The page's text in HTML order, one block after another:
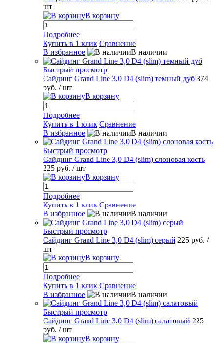
шт
В корзину
Подробнее
Купить в 1 клик Сравнение
В избранное
В наличии
Быстрый просмотр
Сайдинг Grand Line 3,0 D4 (slim) темный дуб 374
руб. / шт
В корзину
Подробнее
Купить в 1 клик Сравнение
В избранное
В наличии
Быстрый просмотр
Сайдинг Grand Line 3,0 D4 (slim) слоновая кость
225 руб. / шт
В корзину
Подробнее
Купить в 1 клик Сравнение
В избранное
В наличии
Быстрый просмотр
Сайдинг Grand Line 3,0 D4 (slim) серый 225 руб. /
шт
В корзину
Подробнее
Купить в 1 клик Сравнение
В избранное
В наличии
Быстрый просмотр
Сайдинг Grand Line 3,0 D4 (slim) салатовый 225
руб. / шт
В корзину